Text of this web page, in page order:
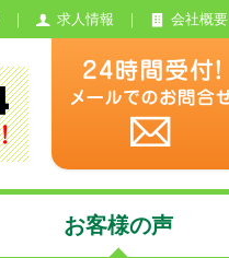
求人情報 会社概要
お客様の声